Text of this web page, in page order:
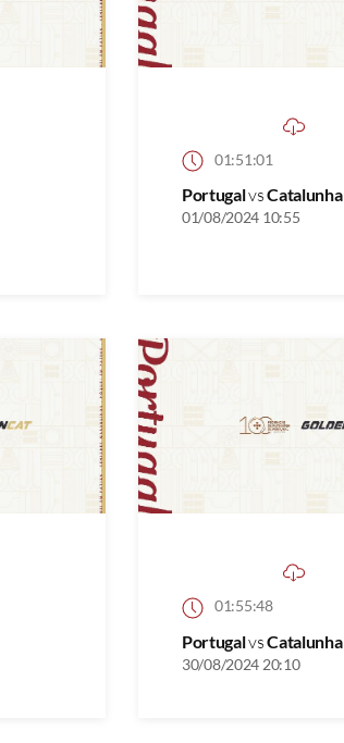
01:51:01
PortugalvsCatalunha
01/08/2024 10:55
01:55:48
PortugalvsCatalunha
30/08/2024 20:10